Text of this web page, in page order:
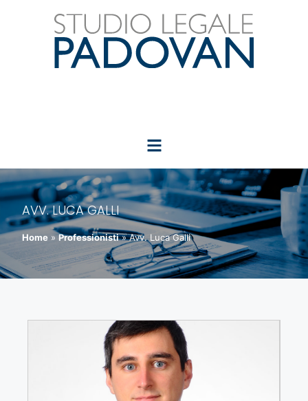
AVV. LUCA GALLI
Home » Professionisti » Avv. Luca Galli